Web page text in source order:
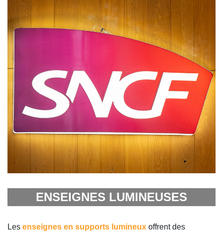
ENSEIGNES LUMINEUSES
Les enseignes en supports lumineux offrent des